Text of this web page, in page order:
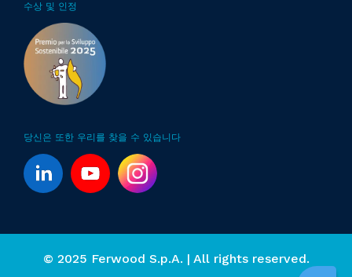
수상 및 인정
당신은 또한 우리를 찾을 수 있습니다
© 2025 Ferwood S.p.A. | All rights reserved.